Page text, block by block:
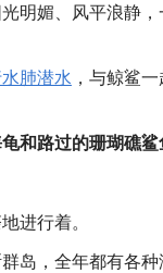
明媚、风平浪静
肺潜水 ，与鲸鲨
和路过的珊瑚礁鲨
进行着。
岛，全年都有各